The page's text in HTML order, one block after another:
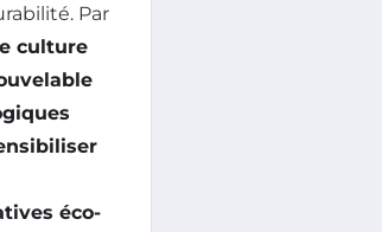
Par
culture
éco-